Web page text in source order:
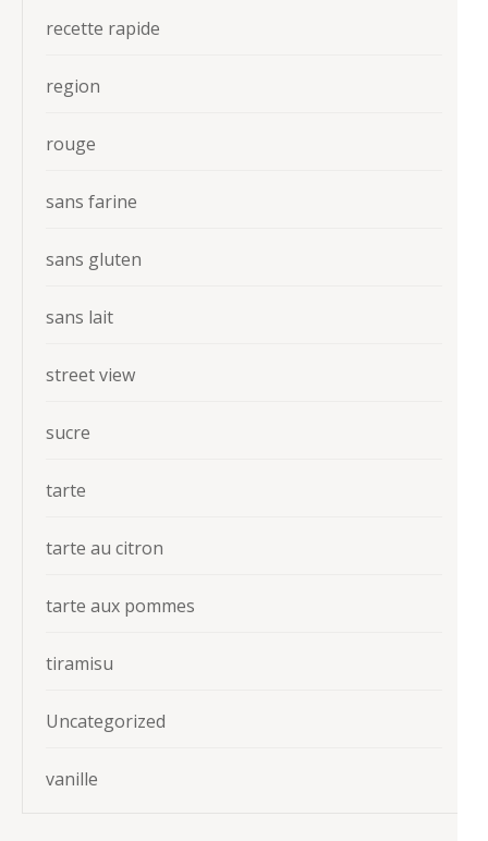
recette rapide
region
rouge
sans farine
sans gluten
sans lait
street view
sucre
tarte
tarte au citron
tarte aux pommes
tiramisu
Uncategorized
vanille